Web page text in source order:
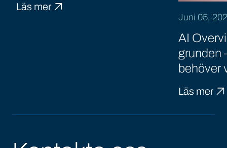
Läs mer
Juni 05,
AI
grunden
behöver
Läs mer